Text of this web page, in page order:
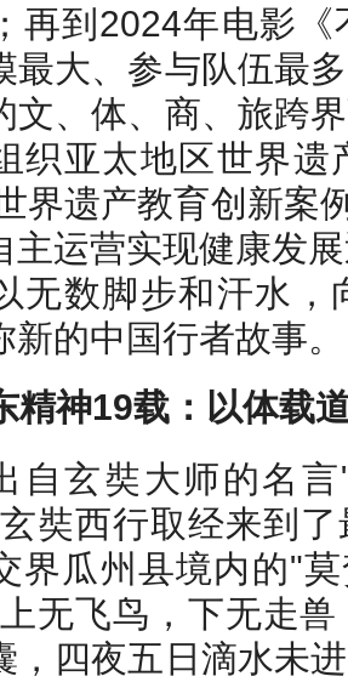
再到2024年电影
最大、参与队伍最
文、体、商、旅跨
织亚太地区世界
界遗产教育创新案
主运营实现健康发
无数脚步和汗水，
的中国行者故事。
精神19载：以体载
自玄奘大师的名
奘西行取经来到
界瓜州县境内的"
无飞鸟，下无走
，四夜五日滴水未